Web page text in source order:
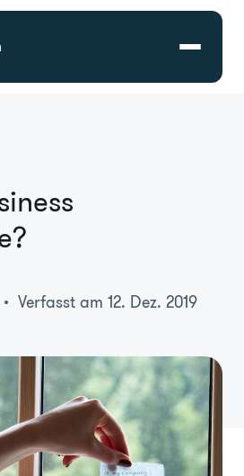
Verfasst am 12. Dez. 2019